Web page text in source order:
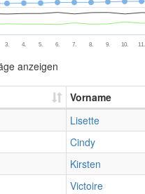
3. 4. 5. 6. 7. 8. 9. 10. 11.
anzeigen
Vorname
Lisette
Cindy
Kirsten
Victoire